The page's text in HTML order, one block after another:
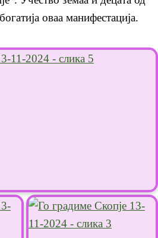
оваа манифестација.